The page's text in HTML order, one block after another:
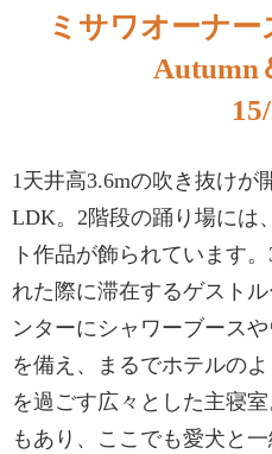
ミサワオーナー
Autumn
1天井高3.6mの吹き抜けが
LDK。2階段の踊り場には
ト作品が飾られています
れた際に滞在するゲスト
ンターにシャワーブース
を備え、まるでホテルの
を過ごす広々とした主寝
もあり、ここでも愛犬と